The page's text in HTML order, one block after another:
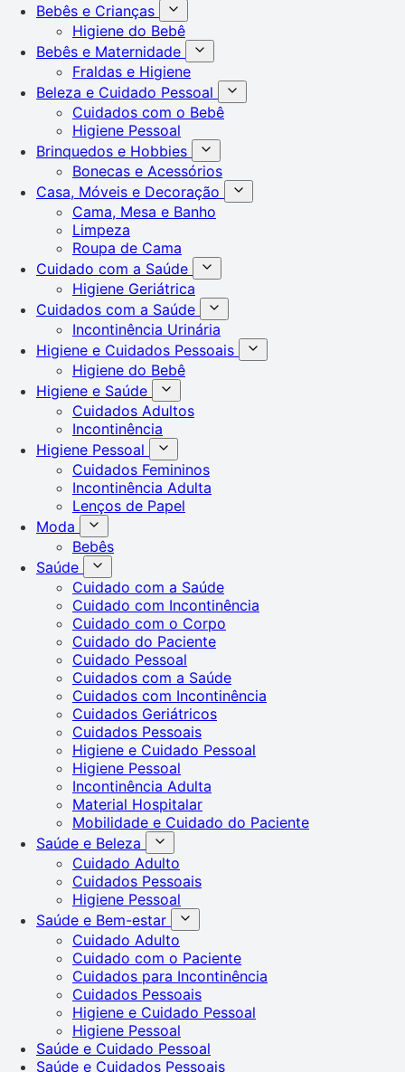
Bebês e Crianças
Higiene do Bebê
Bebês e Maternidade
Fraldas e Higiene
Beleza e Cuidado Pessoal
Cuidados com o Bebê
Higiene Pessoal
Brinquedos e Hobbies
Bonecas e Acessórios
Casa, Móveis e Decoração
Cama, Mesa e Banho
Limpeza
Roupa de Cama
Cuidado com a Saúde
Higiene Geriátrica
Cuidados com a Saúde
Incontinência Urinária
Higiene e Cuidados Pessoais
Higiene do Bebê
Higiene e Saúde
Cuidados Adultos
Incontinência
Higiene Pessoal
Cuidados Femininos
Incontinência Adulta
Lenços de Papel
Moda
Bebês
Saúde
Cuidado com a Saúde
Cuidado com Incontinência
Cuidado com o Corpo
Cuidado do Paciente
Cuidado Pessoal
Cuidados com a Saúde
Cuidados com Incontinência
Cuidados Geriátricos
Cuidados Pessoais
Higiene e Cuidado Pessoal
Higiene Pessoal
Incontinência Adulta
Material Hospitalar
Mobilidade e Cuidado do Paciente
Saúde e Beleza
Cuidado Adulto
Cuidados Pessoais
Higiene Pessoal
Saúde e Bem-estar
Cuidado Adulto
Cuidado com o Paciente
Cuidados para Incontinência
Cuidados Pessoais
Higiene e Cuidado Pessoal
Higiene Pessoal
Saúde e Cuidado Pessoal
Saúde e Cuidados Pessoais